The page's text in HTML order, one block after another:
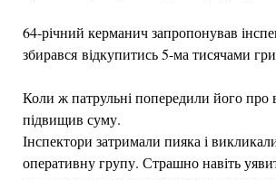
64-річний керманич запропонував
збирався відкупитись 5-ма тисячами
Коли ж патрульні попередили його про
підвищив суму.
Інспектори затримали пияка і
оперативну групу. Страшно навіть